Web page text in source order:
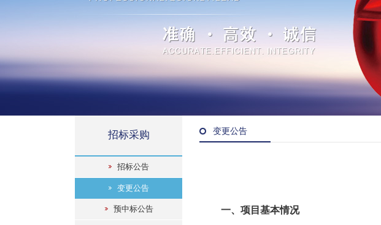
招标采购
招标公告
变更公告
预中标公告
变更公告
一、项目基本情况